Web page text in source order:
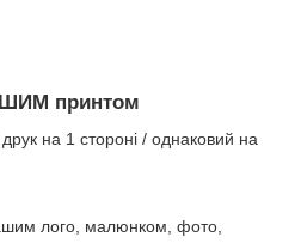
принтом
на 1 стороні / однаковий на
лого, малюнком, фото,